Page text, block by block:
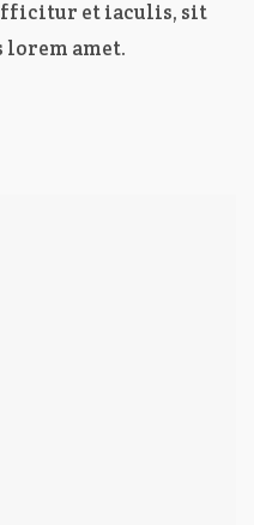
et iaculis, sit
amet.